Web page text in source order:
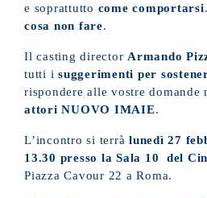
e soprattutto come comportarsi
cosa non fare.
Il casting director Armando
tutti i suggerimenti per
rispondere alle vostre domande
attori NUOVO IMAIE.
L’incontro si terrà lunedì 27
13.30 presso la Sala 10 del
Piazza Cavour 22 a Roma.